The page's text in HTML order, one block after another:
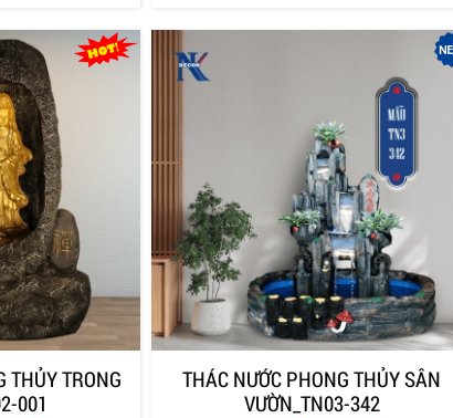
THỦY TRONG
001
THÁC NƯỚC PHONG THỦY SÂN
VƯỜN_TN03-342